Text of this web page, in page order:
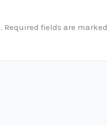
Required fields are marked